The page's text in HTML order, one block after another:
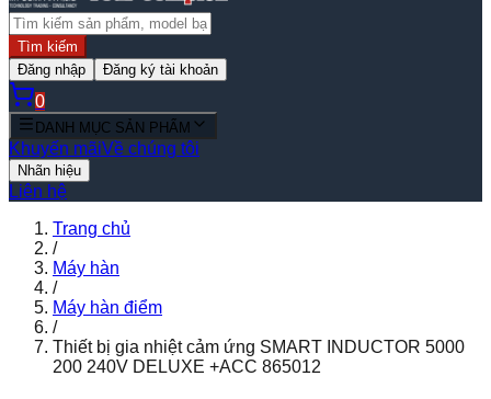
Tìm kiếm
Đăng nhập
Đăng ký tài khoản
0
DANH MỤC SẢN PHẨM
Khuyến mãiVề chúng tôi
Nhãn hiệu
Liên hệ
Trang chủ
/
Máy hàn
/
Máy hàn điểm
/
Thiết bị gia nhiệt cảm ứng SMART INDUCTOR 5000
200 240V DELUXE +ACC 865012